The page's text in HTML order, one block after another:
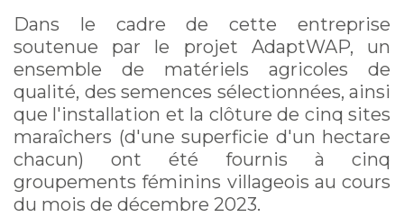
Dans le cadre de cette entreprise
soutenue par le projet AdaptWAP, un
ensemble de matériels agricoles de
qualité, des semences sélectionnées, ainsi
que l'installation et la clôture de cinq sites
maraîchers (d'une superficie d'un hectare
chacun) ont été fournis à cinq
groupements féminins villageois au cours
du mois de décembre 2023.